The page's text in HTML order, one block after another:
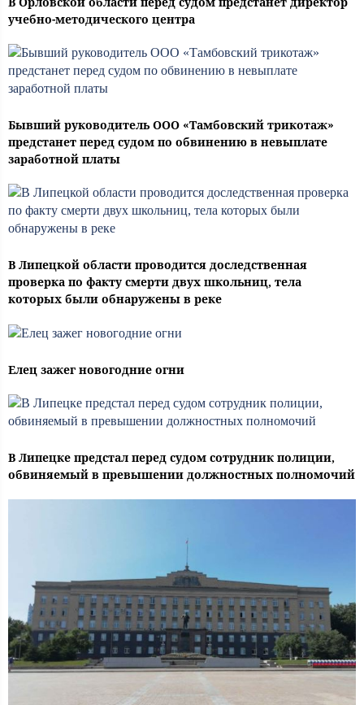
учебно-методического центра
Бывший руководитель ООО «Тамбовский трикотаж»
предстанет перед судом по обвинению в невыплате
заработной платы
В Липецкой области проводится доследственная
проверка по факту смерти двух школьниц, тела
которых были обнаружены в реке
Елец зажег новогодние огни
В Липецке предстал перед судом сотрудник полиции,
обвиняемый в превышении должностных полномочий